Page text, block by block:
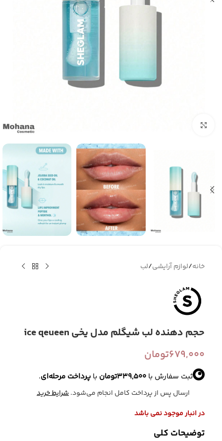
خانه/لوازم آرایشی/لب
حجم دهنده لب شیگلم مدل یخی ice qeueen
679,000تومان
ثبت سفارش با 339,500تومان با پرداخت مرحله‌ای.
ارسال پس از پرداخت کامل انجام می‌شود.شرایط خرید
در انبار موجود نمی باشد
توضیحات کلی